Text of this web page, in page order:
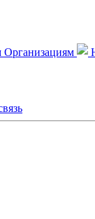
Организациям